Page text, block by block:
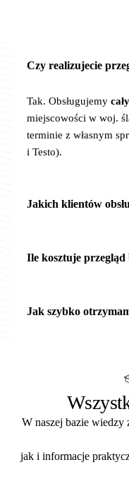
Czy realizujecie
Tak. Obsługujemy
miejscowości w woj.
terminie z własnym
i Testo).
Jakich klientów
zarządców
iwłaścicieli budynków
Ile kosztuje
Orientacyjnie:roczny
po przesłaniu
Jak szybko
kontroli. Format PDF
z art. 62a Prawa
audyt i przegląd
W naszej bazie wiedzy
jak i informacje